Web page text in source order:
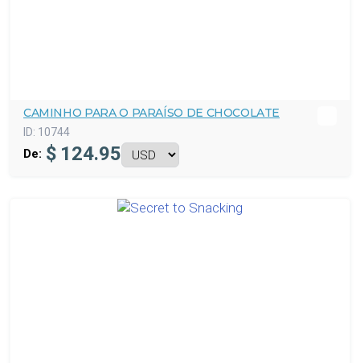
CAMINHO PARA O PARAÍSO DE CHOCOLATE
ID: 10744
De: $ 124.95